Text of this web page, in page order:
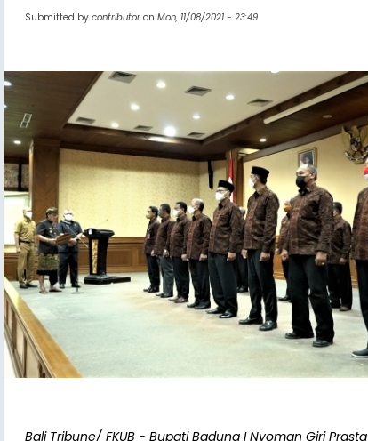
Submitted by contributor on Mon, 11/08/2021 - 23:49
Bali Tribune/ FKUB - Bupati Badung I Nyoman Giri Prasta